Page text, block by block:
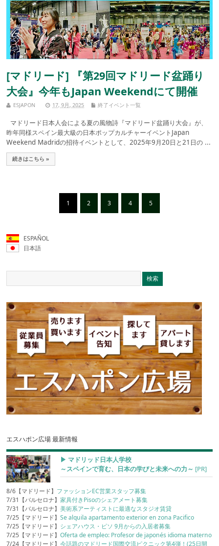
[マドリード] 『第29回マドリード盆踊り
大会』今年もJapan Weekendにて開催
ESJAPON 17, 9月, 2025 終了イベント一覧
マドリード日本人会による夏の風物詩『マドリード盆踊り大会』が、
昨年同様スペイン最大級の日本ポップカルチャーイベントJapan
Weekend Madridの招待イベントとして、2025年9月20日と21日の ...
続きはこちら »
1 2 3 4 5
ESPAÑOL
日本語
エスハポン広場 最新情報
▶︎ マドリッド日本人学校
～スペインで育む、日本の学びと未来への力～ [PR]
8/6【マドリード】 ファッションEC営業スタッフ募集
7/31【バルセロナ】家具付きPisoのシェアメート募集
7/31【バルセロナ】美術系アーティストに最適なスタジオ賃貸
7/25【マドリード】Se alquila apartamento exterior en zona Pacifico
7/25【マドリード】 シェアハウス・ピソ 9月からの入居者募集
7/25【マドリード】Oferta de empleo: Profesor de japonés idioma materno
7/24【マドリード】今話題のマドリード国際交流ピクニック第4弾！(25日開